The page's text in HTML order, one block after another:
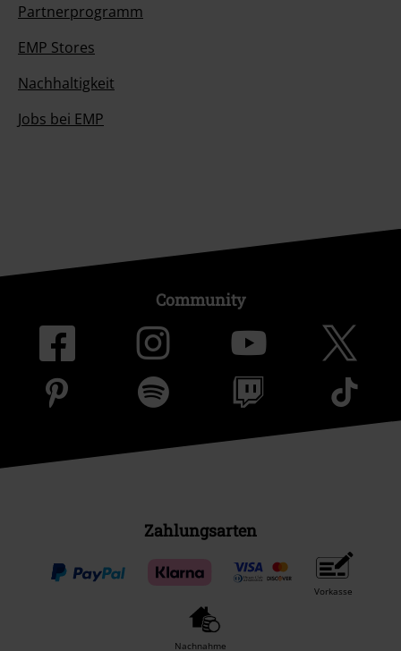
Partnerprogramm
EMP Stores
Nachhaltigkeit
Jobs bei EMP
Community
Zahlungsarten
Vorkasse
Nachnahme